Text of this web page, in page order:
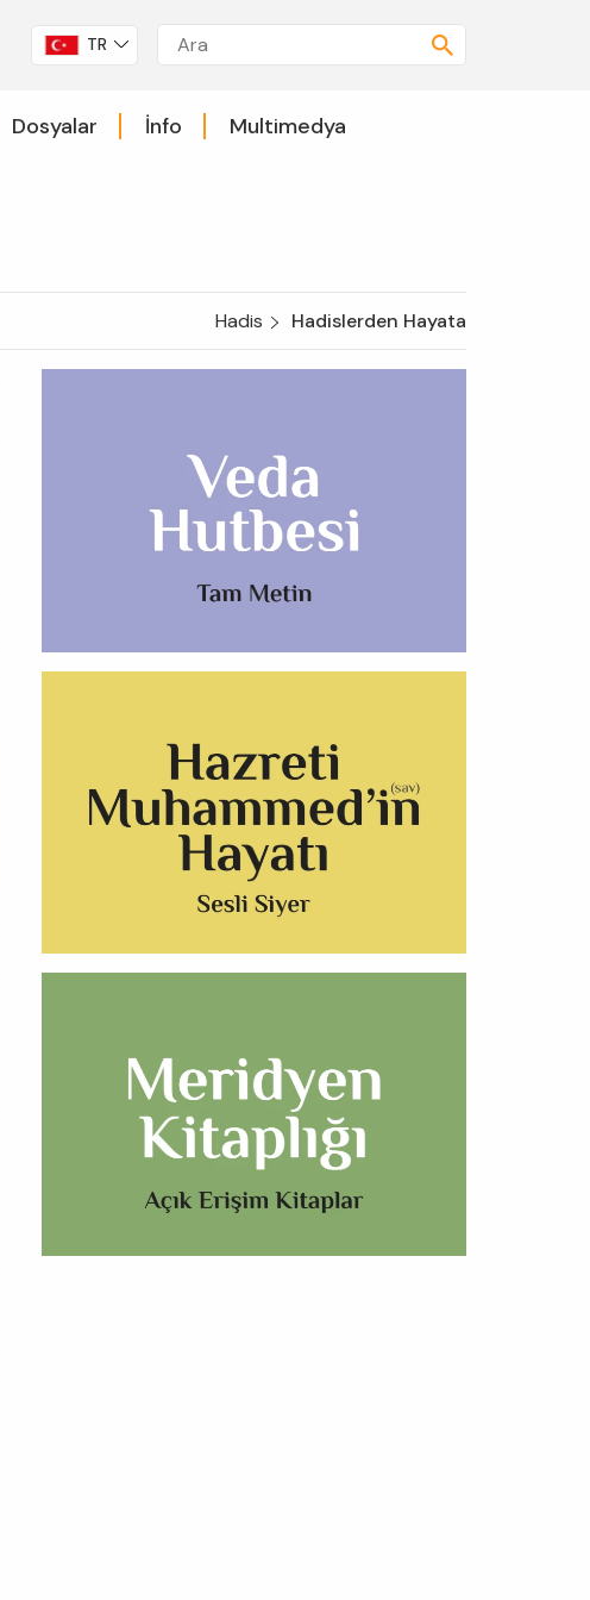
TR
Dosyalar İnfo Multimedya
Hadis Hadislerden Hayata